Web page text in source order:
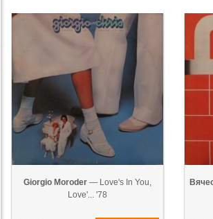
Giorgio Moroder — Love's In You,
Love'... '78